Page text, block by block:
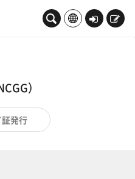
ロ
新
）
発行